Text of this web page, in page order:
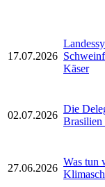
17.07.2026
Käser
02.07.2026
Die
Brasilien
27.06.2026
Was tun